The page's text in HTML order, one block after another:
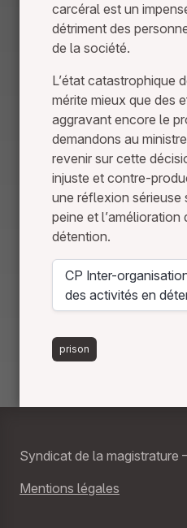
carcéral est un
détriment des
de la société.
L’état catastrophique
mérite mieux que des
aggravant encore le
demandons au
revenir sur cette
injuste et contre-
une réflexion sérieuse
peine et
détention.
CP Inter-
des activités en
prison
Syndicat de la
Mentions légales